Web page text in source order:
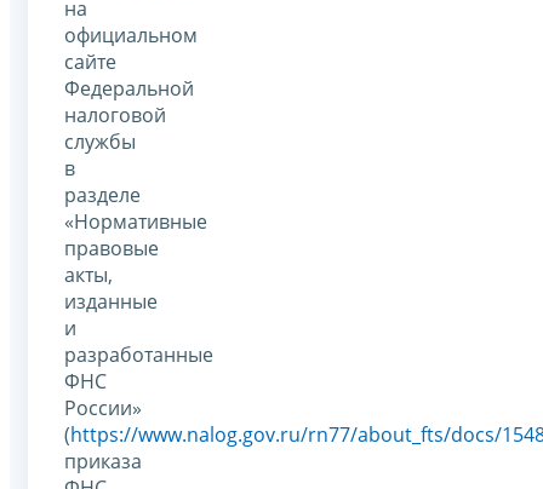
на
официальном
сайте
Федеральной
налоговой
службы
в
разделе
«Нормативные
правовые
акты,
изданные
и
разработанные
ФНС
России»
(https://www.nalog.gov.ru/rn77/about_fts/docs/
приказа